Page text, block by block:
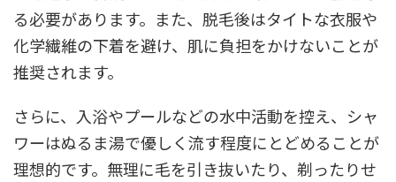
る必要があります。また、脱毛後はタイトな衣服や
化学繊維の下着を避け、肌に負担をかけないことが
推奨されます。
さらに、入浴やプールなどの水中活動を控え、シャ
ワーはぬるま湯で優しく流す程度にとどめることが
理想的です。無理に毛を引き抜いたり、剃ったりせ